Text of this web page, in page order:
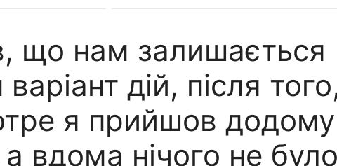
що нам залишається
дій, після
я прийшов додому
вдома нічого не було